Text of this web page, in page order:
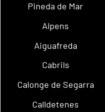
Pineda de Mar
Alpens
Aiguafreda
Cabrils
Calonge de Segarra
Calldetenes